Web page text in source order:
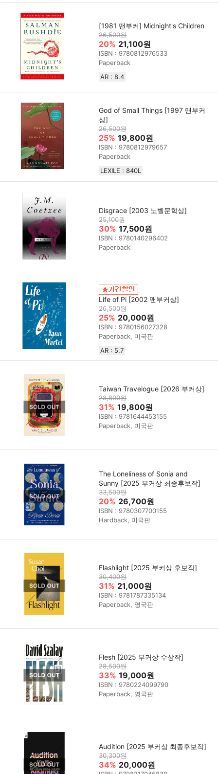
[1981 맨부커] Midnight's Children
26,500원
20% 21,100원
ISBN : 9780812976533
Paperback
AR : 8.4
God of Small Things [1997 맨부커
상]
26,500원
25% 19,800원
ISBN : 9780812979657
Paperback
LEXILE : 840L
Disgrace [2003 노벨문학상]
25,100원
30% 17,500원
ISBN : 9780140296402
Paperback
Life of Pi [2002 맨부커상]
26,500원
25% 20,000원
ISBN : 9780156027328
Paperback, 미국판
AR : 5.7
Taiwan Travelogue [2026 부커상]
28,800원
31% 19,800원
ISBN : 9781644453155
Paperback, 미국판
The Loneliness of Sonia and
Sunny [2025 부커상 최종후보작]
33,500원
20% 26,700원
ISBN : 9780307700155
Hardback, 미국판
Flashlight [2025 부커상 후보작]
30,400원
31% 21,000원
ISBN : 9781787335134
Paperback, 영국판
Flesh [2025 부커상 수상작]
28,500원
33% 19,000원
ISBN : 9780224099790
Paperback, 영국판
Audition [2025 부커상 최종후보작]
30,300원
34% 20,000원